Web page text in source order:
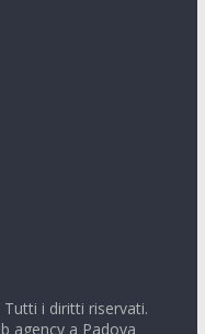
Tutti i diritti riservati.
agency a Padova